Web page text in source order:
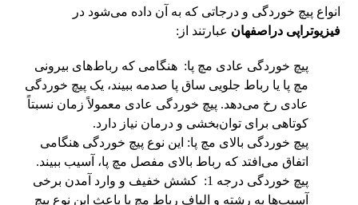
انواع پیچ خوردگی و درجاتی که به آن داده می‌شود در
فیزیوتراپی دراصفهان عبارتند از:
پیچ خوردگی عادی مچ پا: هنگامی که رباط‌های بیرونی
مچ پا یا رباط جلویی ساق پا صدمه ببیند، یک پیچ خوردگی
عادی رخ می‌دهد. پیچ خوردگی عادی معمولاً زمان نسبتاً
کوتاهی برای توان‌بخشی و درمان نیاز دارد.
پیچ خوردگی بالای مچ پا: این نوع پیچ خوردگی هنگامی
اتفاق می‌افتد که رباط بالای مفصل مچ پا، آسیب ببیند.
پیچ خوردگی درجه 1: کشش خفیف و وارد آمدن برخی
آسیب‌‌ها به رشته و الیاف رباط مچ پا باعث این نوع پیچ